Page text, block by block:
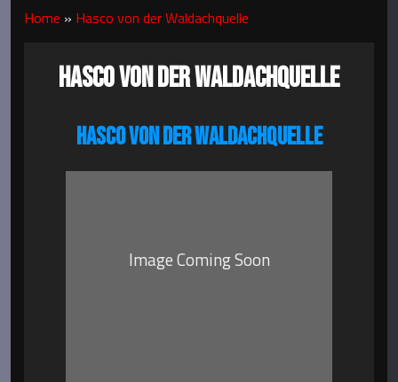
Home » Hasco von der Waldachquelle
HASCO VON DER WALDACHQUELLE
HASCO VON DER WALDACHQUELLE
Image Coming Soon